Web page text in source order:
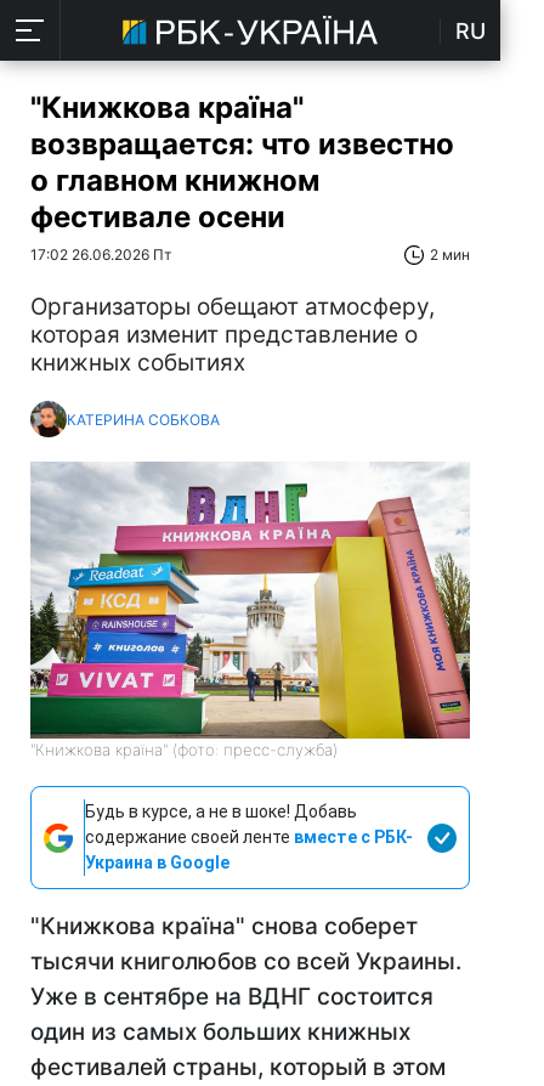
RU
"Книжкова країна"
возвращается: что известно
о главном книжном
фестивале осени
17:02 26.06.2026 Пт 2 мин
Организаторы обещают атмосферу,
которая изменит представление о
книжных событиях
КАТЕРИНА СОБКОВА
"Книжкова країна" (фото: пресс-служба)
Будь в курсе, а не в шоке! Добавь
содержание своей ленте вместе с РБК-
Украина в Google
"Книжкова країна" снова соберет
тысячи книголюбов со всей Украины.
Уже в сентябре на ВДНГ состоится
один из самых больших книжных
фестивалей страны, который в этом